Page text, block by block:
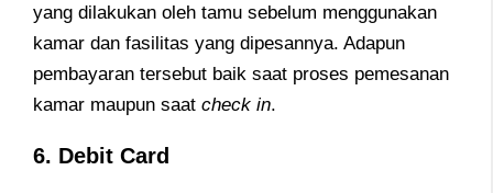
yang dilakukan oleh tamu sebelum menggunakan
kamar dan fasilitas yang dipesannya. Adapun
pembayaran tersebut baik saat proses pemesanan
kamar maupun saat check in.
6. Debit Card